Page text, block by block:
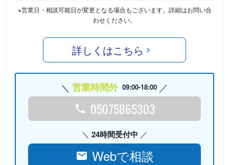
※営業日・相談可能日が変更となる場合もございます。詳細はお問い合
わせください。
詳しくはこちら
営業時間外 09:00-18:00
05075865303
24時間受付中
Webで相談